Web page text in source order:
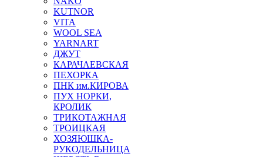
KUTNOR
VITA
WOOL SEA
YARNART
ДЖУТ
КАРАЧАЕВСКАЯ
ПЕХОРКА
ПНК им.КИРОВА
ПУХ НОРКИ,
КРОЛИК
ТРИКОТАЖНАЯ
ТРОИЦКАЯ
ХОЗЯЮШКА-
РУКОДЕЛЬНИЦА